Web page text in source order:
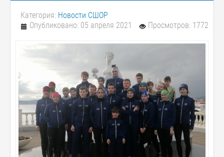
Категория: Новости СШОР
Опубликовано: 05 апреля 2021
Просмотров: 1772